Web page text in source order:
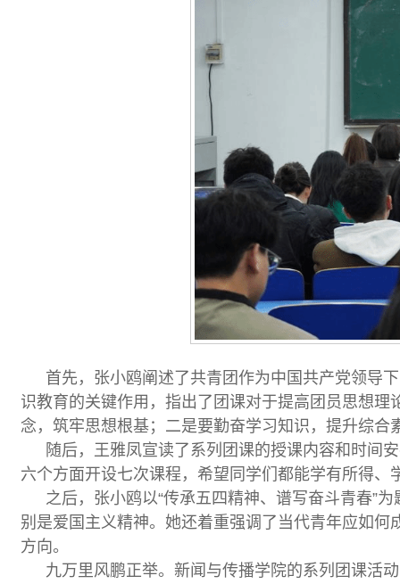
首先，张小鸥阐述了共青团作为中国共产党领导
识教育的关键作用，指出了团课对于提高团员思想
念，筑牢思想根基；二是要勤奋学习知识，提升综
随后，王雅凤宣读了系列团课的授课内容和时间
六个方面开设七次课程，希望同学们都能学有所得
之后，张小鸥以“传承五四精神、谱写奋斗青春”
别是爱国主义精神。她还着重强调了当代青年应如
方向。
九万里风鹏正举。新闻与传播学院的系列团课活